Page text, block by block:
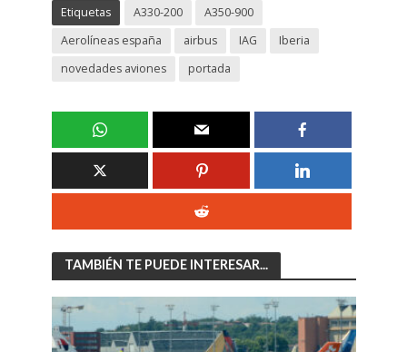
Etiquetas A330-200
A350-900
Aerolíneas españa
airbus IAG
Iberia
novedades aviones
portada
TAMBIÉN TE PUEDE INTERESAR...